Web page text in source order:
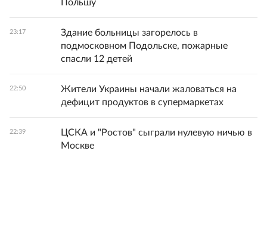
Польшу
23:17
Здание больницы загорелось в
подмосковном Подольске, пожарные
спасли 12 детей
22:50
Жители Украины начали жаловаться на
дефицит продуктов в супермаркетах
22:39
ЦСКА и "Ростов" сыграли нулевую ничью в
Москве